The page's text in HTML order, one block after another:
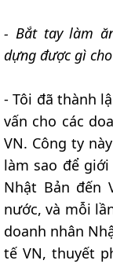
- Bắt tay làm
dựng được gì
- Tôi đã thành
vấn cho các
VN. Công ty
làm sao để
Nhật Bản đến
nước, và mỗi
doanh nhân
tế VN, thuyết